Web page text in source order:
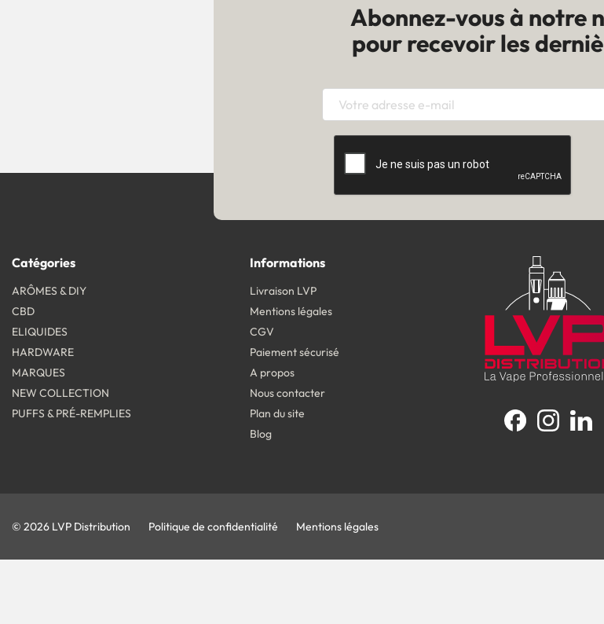
Abonnez-vous à notre
pour recevoir les
Catégories
ARÔMES & DIY
CBD
ELIQUIDES
HARDWARE
MARQUES
NEW COLLECTION
PUFFS & PRÉ-REMPLIES
Informations
Livraison LVP
Mentions légales
CGV
Paiement sécurisé
A propos
Nous contacter
Plan du site
Blog
FacebookInstagram
© 2026 LVP Distribution Politique de confidentialité Mentions légales